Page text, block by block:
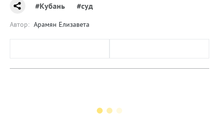
#Кубань #суд
Автор: Арамян Елизавета